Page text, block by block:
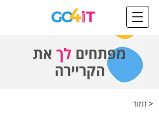
מפתחים לך את
הקריירה
< חזור